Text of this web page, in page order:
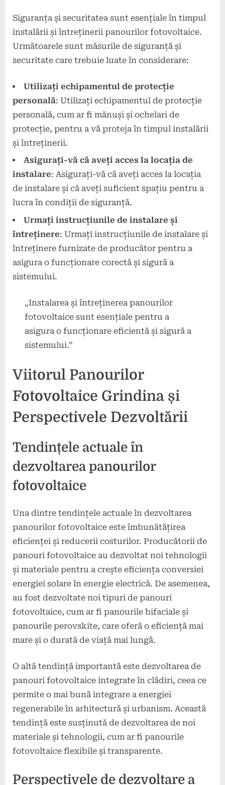
Siguranța și securitatea sunt esențiale în timpul
instalării și întreținerii panourilor fotovoltaice.
Următoarele sunt măsurile de siguranță și
securitate care trebuie luate în considerare:
Utilizați echipamentul de protecție
personală: Utilizați echipamentul de protecție
personală, cum ar fi mănuși și ochelari de
protecție, pentru a vă proteja în timpul instalării
și întreținerii.
Asigurați-vă că aveți acces la locația de
instalare: Asigurați-vă că aveți acces la locația
de instalare și că aveți suficient spațiu pentru a
lucra în condiții de siguranță.
Urmați instrucțiunile de instalare și
întreținere: Urmați instrucțiunile de instalare și
întreținere furnizate de producător pentru a
asigura o funcționare corectă și sigură a
sistemului.
„Instalarea și întreținerea panourilor
fotovoltaice sunt esențiale pentru a
asigura o funcționare eficientă și sigură a
sistemului.”
Viitorul Panourilor
Fotovoltaice Grindina și
Perspectivele Dezvoltării
Tendințele actuale în
dezvoltarea panourilor
fotovoltaice
Una dintre tendințele actuale în dezvoltarea
panourilor fotovoltaice este îmbunătățirea
eficienței și reducerii costurilor. Producătorii de
panouri fotovoltaice au dezvoltat noi tehnologii
și materiale pentru a crește eficiența conversiei
energiei solare în energie electrică. De asemenea,
au fost dezvoltate noi tipuri de panouri
fotovoltaice, cum ar fi panourile bifaciale și
panourile perovskite, care oferă o eficiență mai
mare și o durată de viață mai lungă.
O altă tendință importantă este dezvoltarea de
panouri fotovoltaice integrate în clădiri, ceea ce
permite o mai bună integrare a energiei
regenerabile în arhitectură și urbanism. Această
tendință este susținută de dezvoltarea de noi
materiale și tehnologii, cum ar fi panourile
fotovoltaice flexibile și transparente.
Perspectivele de dezvoltare a